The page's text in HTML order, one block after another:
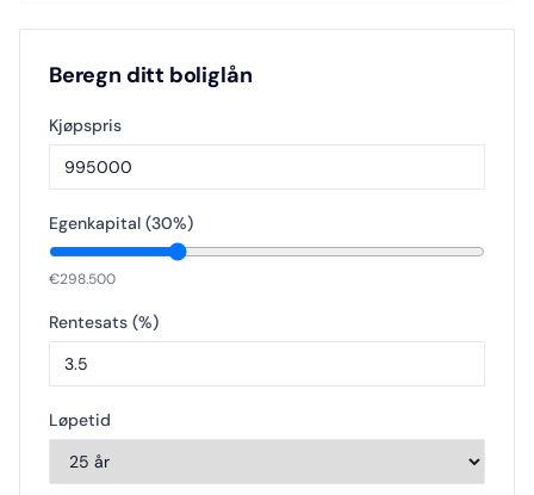
Beregn ditt boliglån
Kjøpspris
Egenkapital (30%)
€298.500
Rentesats (%)
Løpetid